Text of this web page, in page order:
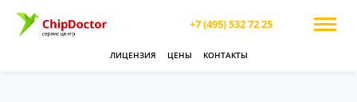
+7 (495) 532 72 25
ЛИЦЕНЗИЯ ЦЕНЫ КОНТАКТЫ